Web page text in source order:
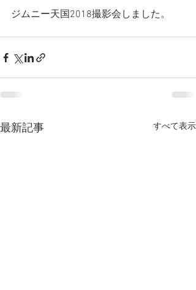
ジムニー天国2018撮影会しました。
最新記事 すべて表示